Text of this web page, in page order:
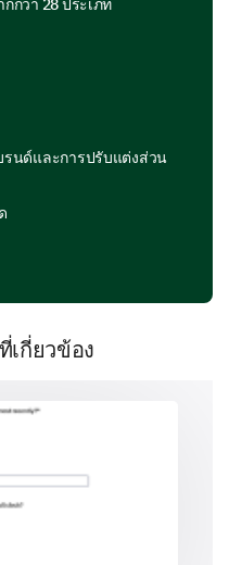
campus?
นด์และการปรับแต่งส่วน
กี่ยวข้อง